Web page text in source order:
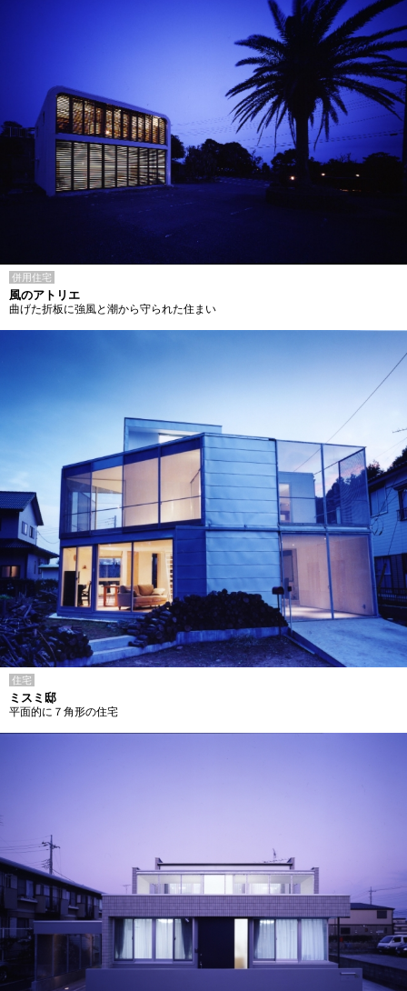
併用住宅
風のアトリエ
曲げた折板に強風と潮から守られた住まい
住宅
ミスミ邸
平面的に７角形の住宅